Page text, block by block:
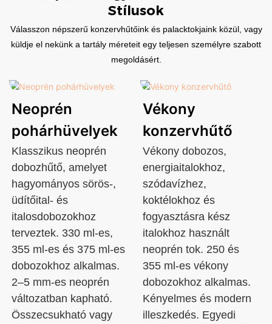
Stílusok
Válasszon népszerű konzervhűtőink és palacktokjaink közül, vagy
küldje el nekünk a tartály méreteit egy teljesen személyre szabott
megoldásért.
Neoprén
pohárhüvelyek
Klasszikus neoprén
dobozhűtő, amelyet
hagyományos sörös-,
üdítőital- és
italosdobozokhoz
terveztek. 330 ml-es,
355 ml-es és 375 ml-es
dobozokhoz alkalmas.
2–5 mm-es neoprén
változatban kapható.
Összecsukható vagy
Vékony
konzervhűtő
Vékony dobozos,
energiaitalokhoz,
szódavízhez,
koktélokhoz és
fogyasztásra kész
italokhoz használt
neoprén tok. 250 és
355 ml-es vékony
dobozokhoz alkalmas.
Kényelmes és modern
illeszkedés. Egyedi